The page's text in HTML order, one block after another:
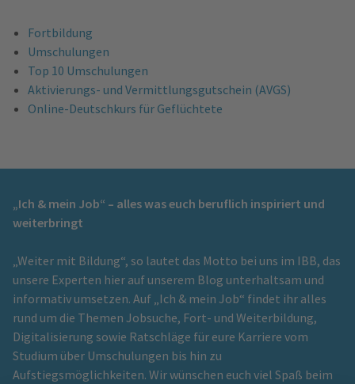
Fortbildung
Umschulungen
Top 10 Umschulungen
Aktivierungs- und Vermittlungsgutschein (AVGS)
Online-Deutschkurs für Geflüchtete
„Ich & mein Job“ – alles was euch beruflich inspiriert und
weiterbringt
„Weiter mit Bildung“, so lautet das Motto bei uns im IBB, das
unsere Experten hier auf unserem Blog unterhaltsam und
informativ umsetzen. Auf „Ich & mein Job“ findet ihr alles
rund um die Themen Jobsuche, Fort- und Weiterbildung,
Digitalisierung sowie Ratschläge für eure Karriere vom
Studium über Umschulungen bis hin zu
Aufstiegsmöglichkeiten. Wir wünschen euch viel Spaß beim